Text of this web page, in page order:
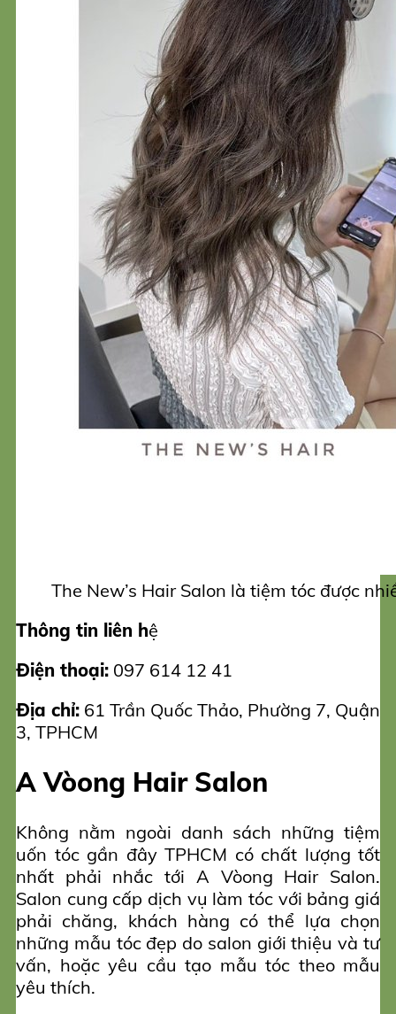
The New’s Hair Salon là tiệm tóc được
Thông tin liên hệ
Điện thoại: 097 614 12 41
Địa chỉ: 61 Trần Quốc Thảo, Phường 7, Quận
3, TPHCM
A Vòong Hair Salon
Không nằm ngoài danh sách những tiệm
uốn tóc gần đây TPHCM có chất lượng tốt
nhất phải nhắc tới A Vòong Hair Salon.
Salon cung cấp dịch vụ làm tóc với bảng giá
phải chăng, khách hàng có thể lựa chọn
những mẫu tóc đẹp do salon giới thiệu và tư
vấn, hoặc yêu cầu tạo mẫu tóc theo mẫu
yêu thích.